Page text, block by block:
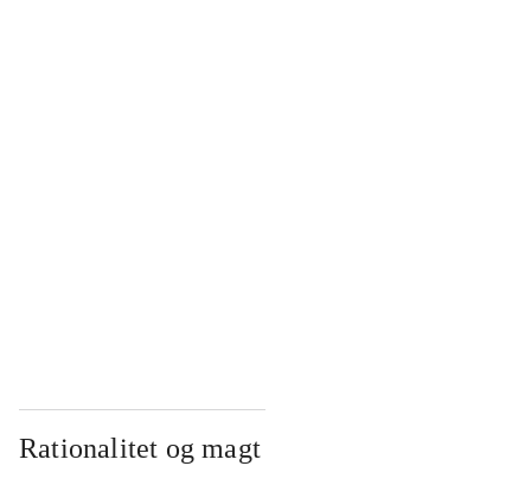
Rationalitet og magt